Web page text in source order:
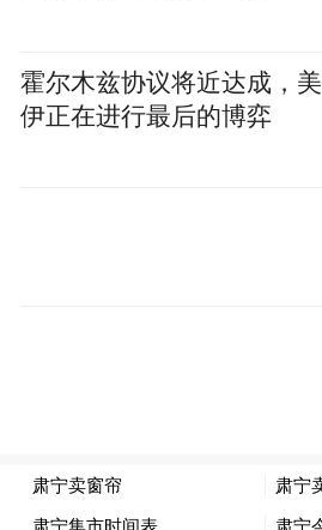
霍尔木兹协议将近达成，美
伊正在进行最后的博弈